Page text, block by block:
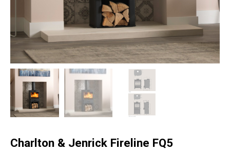
Charlton & Jenrick Fireline FQ5